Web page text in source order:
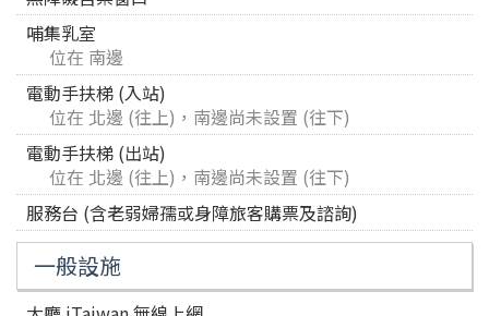
哺集乳室
位在 南邊
電動手扶梯 (入站)
位在 北邊 (往上)，南邊尚未設置 (往下)
電動手扶梯 (出站)
位在 北邊 (往上)，南邊尚未設置 (往下)
服務台 (含老弱婦孺或身障旅客購票及諮詢)
一般設施